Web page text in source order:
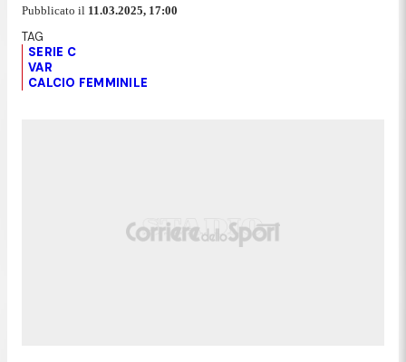
Pubblicato il 11.03.2025, 17:00
SERIE C
VAR
CALCIO FEMMINILE